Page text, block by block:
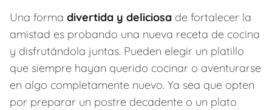
Una forma divertida y deliciosa de fortalecer la
amistad es probando una nueva receta de cocina
y disfrutándola juntas. Pueden elegir un platillo
que siempre hayan querido cocinar o aventurarse
en algo completamente nuevo. Ya sea que opten
por preparar un postre decadente o un plato